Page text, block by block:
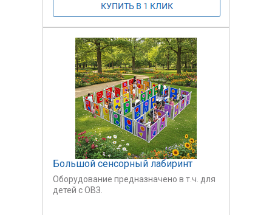
Игровая панель в доходчивой форме
расскажет детям о солнечной системе,
космосе, жизненном цикле и т.д. Игровая
панель, конечно, является поводом к
тому, чтобы родители ребенка
рассказали ему больше, панель в этом
только облегчит эту задачу.
Большой сенсорный лабиринт
Оборудование предназначено в т.ч. для
детей с ОВЗ.